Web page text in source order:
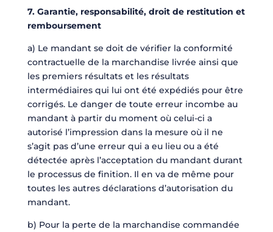
7. Garantie, responsabilité, droit de restitution et
remboursement
a) Le mandant se doit de vérifier la conformité
contractuelle de la marchandise livrée ainsi que
les premiers résultats et les résultats
intermédiaires qui lui ont été expédiés pour être
corrigés. Le danger de toute erreur incombe au
mandant à partir du moment où celui-ci a
autorisé l’impression dans la mesure où il ne
s’agit pas d’une erreur qui a eu lieu ou a été
détectée après l’acceptation du mandant durant
le processus de finition. Il en va de même pour
toutes les autres déclarations d’autorisation du
mandant.
b) Pour la perte de la marchandise commandée